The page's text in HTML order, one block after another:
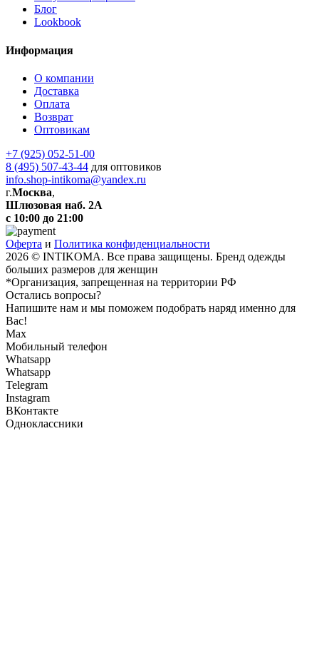
Блог
Lookbook
Информация
О компании
Доставка
Оплата
Возврат
Оптовикам
+7 (925) 052-51-00
8 (495) 507-43-44 для оптовиков
info.shop-intikoma@yandex.ru
г.Москва,
Шлюзовая наб. 2А
с 10:00 до 21:00
Оферта и Политика конфиденциальности
2026 © INTIKOMA. Все права защищены. Бренд одежды
больших размеров для женщин
*Организация, запрещенная на территории РФ
Остались вопросы?
Напишите нам и мы поможем подобрать наряд именно для
Вас!
Max
Мобильный телефон
Whatsapp
Whatsapp
Telegram
Instagram
ВКонтакте
Одноклассники